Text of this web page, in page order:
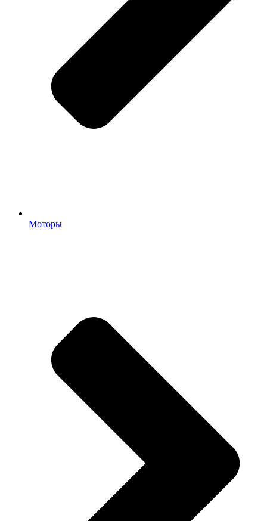
Моторы